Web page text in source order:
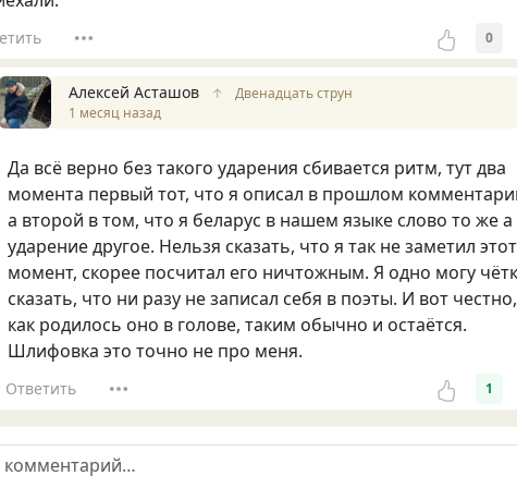
0
Алексей Асташов ↑
Двенадцать струн
1 месяц назад
Да всё верно без такого ударения сбивается ритм, тут два
момента первый тот, что я описал в прошлом
а второй в том, что я беларус в нашем языке слово то же а
ударение другое. Нельзя сказать, что я так не заметил этот
момент, скорее посчитал его ничтожным. Я одно могу
сказать, что ни разу не записал себя в поэты. И вот честно,
как родилось оно в голове, таким обычно и остаётся.
Шлифовка это точно не про меня.
Ответить 1